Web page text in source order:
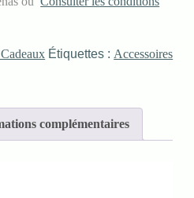
Étiquettes : Accessoires
complémentaires